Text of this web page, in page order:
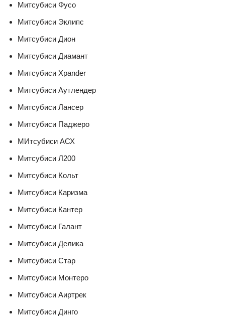
Митсубиси Фусо
Митсубиси Эклипс
Митсубиси Дион
Митсубиси Диамант
Митсубиси Xpander
Митсубиси Аутлендер
Митсубиси Лансер
Митсубиси Паджеро
МИтсубиси АСХ
Митсубиси Л200
Митсубиси Кольт
Митсубиси Каризма
Митсубиси Кантер
Митсубиси Галант
Митсубиси Делика
Митсубиси Стар
Митсубиси Монтеро
Митсубиси Аиртрек
Митсубиси Динго